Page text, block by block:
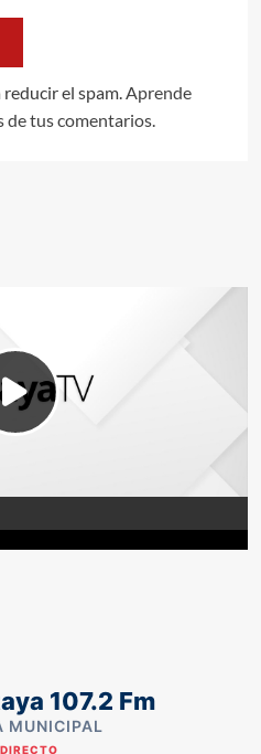
el spam. Aprende
de tus comentarios.
107.2 Fm
MUNICIPAL